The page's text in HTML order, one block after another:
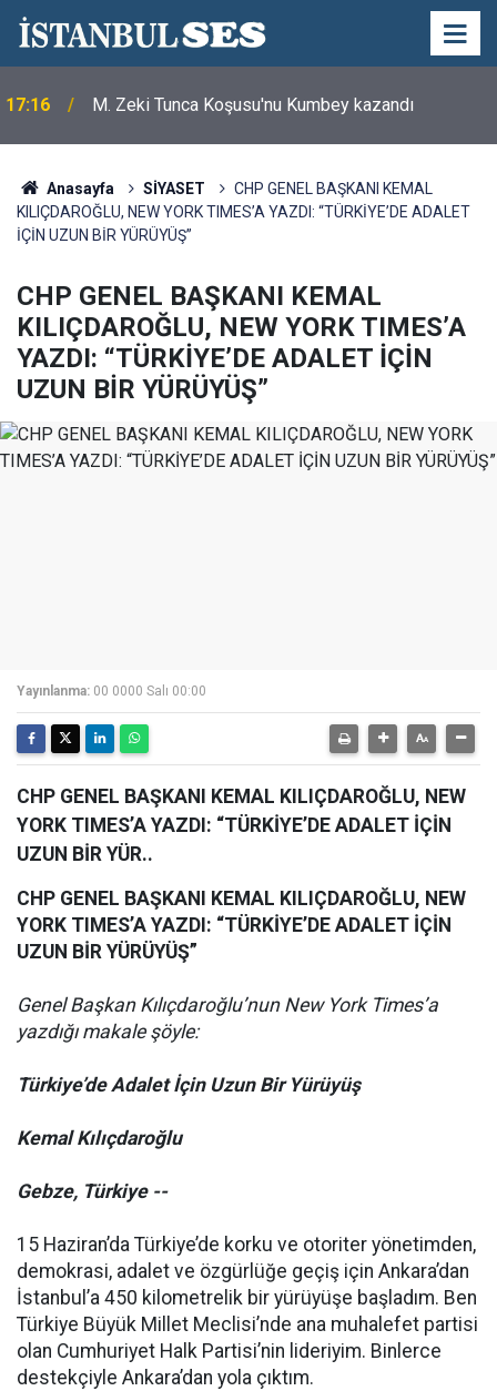
17:16 M. Zeki Tunca Koşusu'nu Kumbey kazandı
Anasayfa SİYASET
CHP GENEL BAŞKANI KEMAL
KILIÇDAROĞLU, NEW YORK TIMES’A YAZDI: “TÜRKİYE’DE ADALET
İÇİN UZUN BİR YÜRÜYÜŞ”
CHP GENEL BAŞKANI KEMAL
KILIÇDAROĞLU, NEW YORK TIMES’A
YAZDI: “TÜRKİYE’DE ADALET İÇİN
UZUN BİR YÜRÜYÜŞ”
Yayınlanma: 00 0000 Salı 00:00
CHP GENEL BAŞKANI KEMAL KILIÇDAROĞLU, NEW
YORK TIMES’A YAZDI: “TÜRKİYE’DE ADALET İÇİN
UZUN BİR YÜR..
CHP GENEL BAŞKANI KEMAL KILIÇDAROĞLU, NEW
YORK TIMES’A YAZDI: “TÜRKİYE’DE ADALET İÇİN
UZUN BİR YÜRÜYÜŞ”
Genel Başkan Kılıçdaroğlu’nun New York Times’a
yazdığı makale şöyle:
Türkiye’de Adalet İçin Uzun Bir Yürüyüş
Kemal Kılıçdaroğlu
Gebze, Türkiye --
15 Haziran’da Türkiye’de korku ve otoriter yönetimden,
demokrasi, adalet ve özgürlüğe geçiş için Ankara’dan
İstanbul’a 450 kilometrelik bir yürüyüşe başladım. Ben
Türkiye Büyük Millet Meclisi’nde ana muhalefet partisi
olan Cumhuriyet Halk Partisi’nin lideriyim. Binlerce
destekçiyle Ankara’dan yola çıktım.